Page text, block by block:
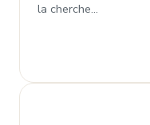
la cherche…